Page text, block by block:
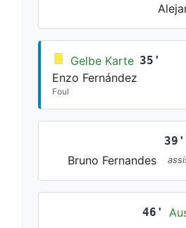
Gelbe Karte 35'
Enzo Fernández
Foul
39'
Bruno Fernandes
46'